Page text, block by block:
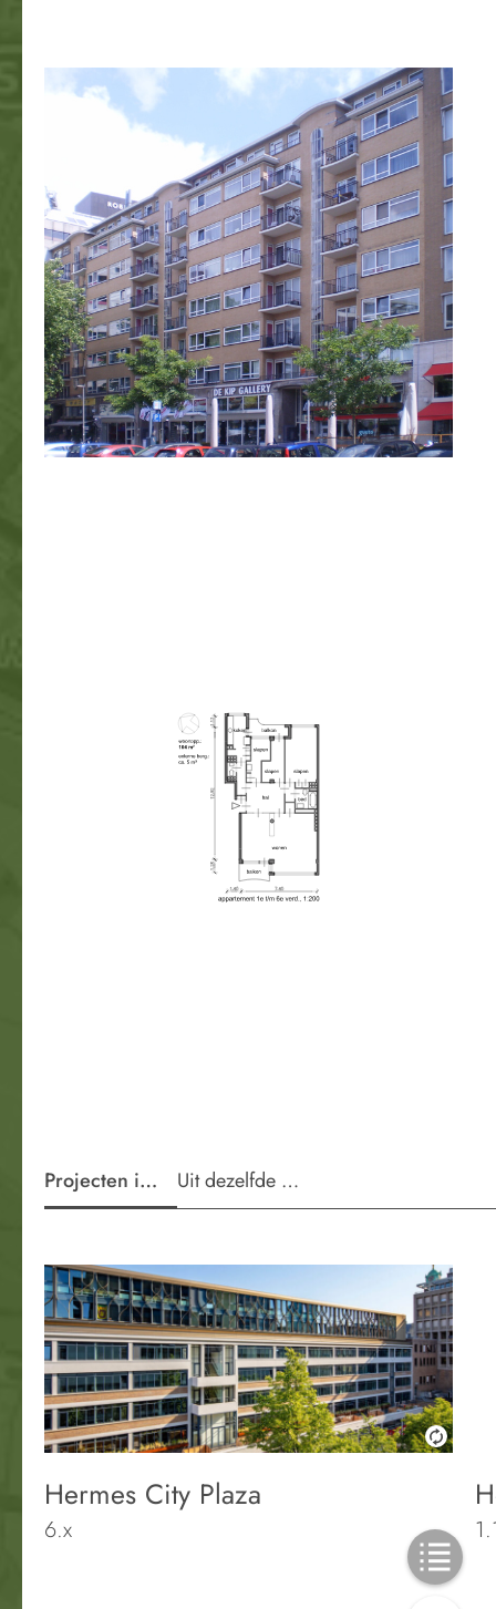
Projecten in de wijkUit dezelfde periode
Hermes City Plaza
6.x